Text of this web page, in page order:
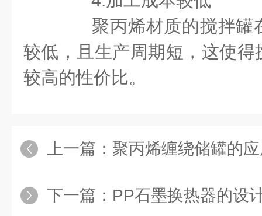
聚丙烯材质的搅拌罐
较低，且生产周期短，这使
较高的性价比。
上一篇： 聚丙烯缠绕储罐的
下一篇： PP石墨换热器的设